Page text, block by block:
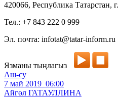
420066, Республика Татарстан,
Тел.: +7 843 222 0 999
Эл. почта: infotat@tatar-inform.ru
Язманы тыңлагыз
Аш-су
7 май 2019 06:00
Айгөл ГАТАУЛЛИНА